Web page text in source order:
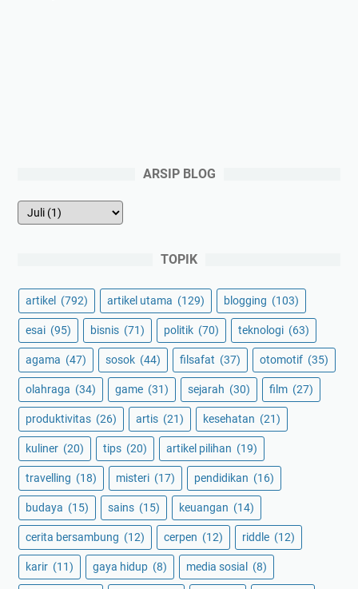
ARSIP BLOG
TOPIK
artikel (792) artikel utama (129) blogging (103)
esai (95) bisnis (71) politik (70) teknologi (63)
agama (47) sosok (44) filsafat (37) otomotif (35)
olahraga (34) game (31) sejarah (30) film (27)
produktivitas (26) artis (21) kesehatan (21)
kuliner (20) tips (20) artikel pilihan (19)
travelling (18) misteri (17) pendidikan (16)
budaya (15) sains (15) keuangan (14)
cerita bersambung (12) cerpen (12) riddle (12)
karir (11) gaya hidup (8) media sosial (8)